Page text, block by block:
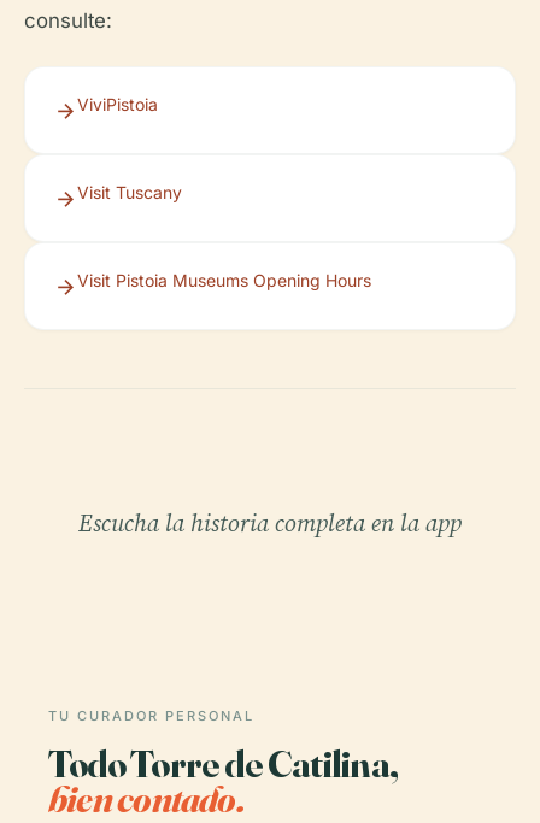
consulte:
ViviPistoia
Visit Tuscany
Visit Pistoia Museums Opening Hours
Escucha la historia completa en la app
TU CURADOR PERSONAL
Todo Torre de Catilina,
bien contado.